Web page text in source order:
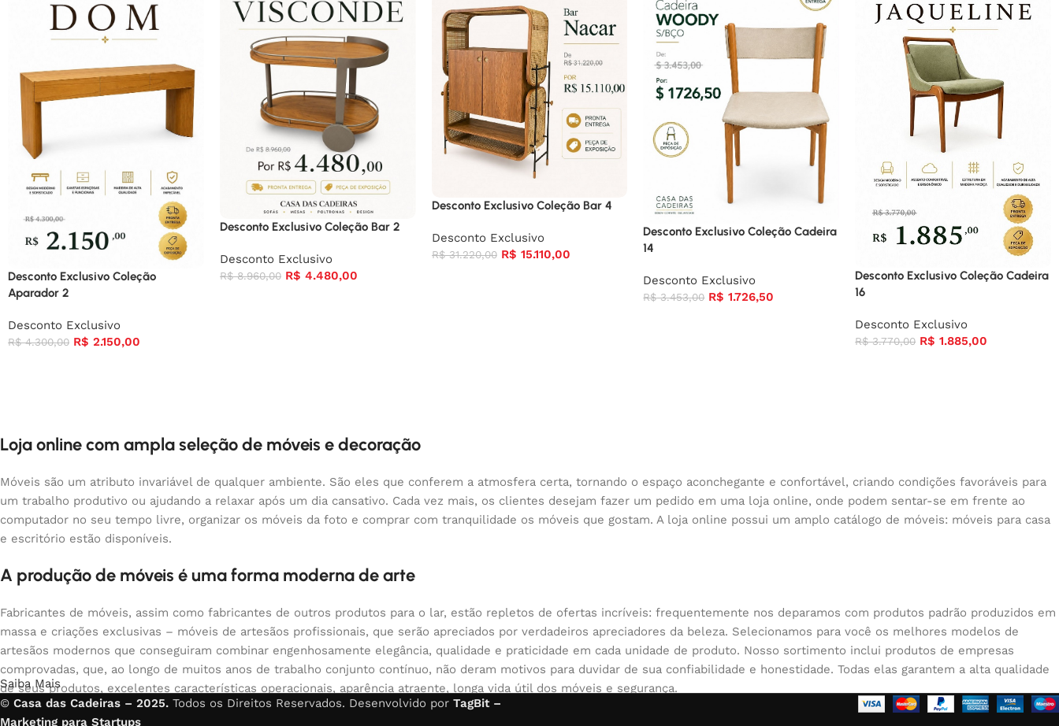
Desconto Exclusivo Coleção
Aparador 2
Desconto Exclusivo
R$4.300,00 R$ 2.150,00
Desconto Exclusivo Coleção Bar 2
Desconto Exclusivo
R$8.960,00 R$ 4.480,00
Desconto Exclusivo Coleção Bar 4
Desconto Exclusivo
R$31.220,00 R$ 15.110,00
Desconto Exclusivo Coleção Cadeira
14
Desconto Exclusivo
R$3.453,00 R$ 1.726,50
Desconto Exclusivo Coleção Cadeira
16
Desconto Exclusivo
R$3.770,00 R$ 1.885,00
Loja online com ampla seleção de móveis e decoração
Móveis são um atributo invariável de qualquer ambiente. São eles que conferem a atmosfera certa, tornando o espaço aconchegante e confortável, criando condições favoráveis para
um trabalho produtivo ou ajudando a relaxar após um dia cansativo. Cada vez mais, os clientes desejam fazer um pedido em uma loja online, onde podem sentar-se em frente ao
computador no seu tempo livre, organizar os móveis da foto e comprar com tranquilidade os móveis que gostam. A loja online possui um amplo catálogo de móveis: móveis para casa
e escritório estão disponíveis.
A produção de móveis é uma forma moderna de arte
Fabricantes de móveis, assim como fabricantes de outros produtos para o lar, estão repletos de ofertas incríveis: frequentemente nos deparamos com produtos padrão produzidos em
massa e criações exclusivas – móveis de artesãos profissionais, que serão apreciados por verdadeiros apreciadores da beleza. Selecionamos para você os melhores modelos de
artesãos modernos que conseguiram combinar engenhosamente elegância, qualidade e praticidade em cada unidade de produto. Nosso sortimento inclui produtos de empresas
comprovadas, que, ao longo de muitos anos de trabalho conjunto contínuo, não deram motivos para duvidar de sua confiabilidade e honestidade. Todas elas garantem a alta qualidade
de seus produtos, excelentes características operacionais, aparência atraente, longa vida útil dos móveis e segurança.
Saiba Mais
© Casa das Cadeiras – 2025. Todos os Direitos Reservados. Desenvolvido por TagBit –
Marketing para Startups